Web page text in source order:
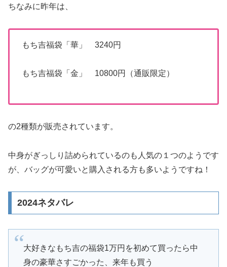
ちなみに昨年は、
もち吉福袋「華」 3240円
もち吉福袋「金」 10800円（通販限定）
の2種類が販売されています。
中身がぎっしり詰められているのも人気の１つのようです
が、バッグが可愛いと購入される方も多いようですね！
2024ネタバレ
大好きなもち吉の福袋1万円を初めて買ったら中
身の豪華さすごかった、来年も買う